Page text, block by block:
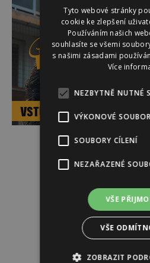
Tyto webové stránky
cookie ke zlepšení
Používáním našich
souhlasíte se všemi
s našimi zásadami
Více
NEZBYTNĚ NUTNÉ
VÝKONOVÉ
SOUBORY CÍLENÍ
NEZAŘAZENÉ
VŠE
VŠE
ZOBRAZIT